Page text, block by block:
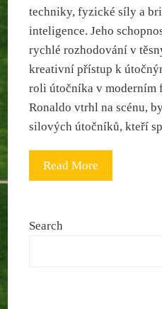
techniky, fyzické síly a
inteligence. Jeho
rychlé rozhodování v
kreativní přístup k
roli útočníka v moderním
Ronaldo vtrhl na scénu,
silových útočníků, kteří
Read More
Search